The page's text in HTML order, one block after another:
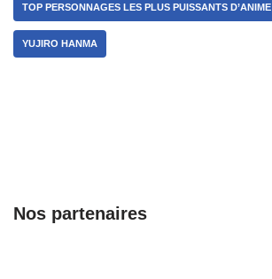
TOP PERSONNAGES LES PLUS PUISSANTS D’ANIME
YUJIRO HANMA
Nos partenaires